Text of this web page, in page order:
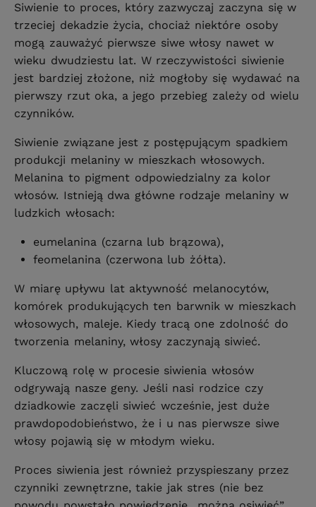
Siwienie to proces, który zazwyczaj zaczyna się w
trzeciej dekadzie życia, chociaż niektóre osoby
mogą zauważyć pierwsze siwe włosy nawet w
wieku dwudziestu lat. W rzeczywistości siwienie
jest bardziej złożone, niż mogłoby się wydawać na
pierwszy rzut oka, a jego przebieg zależy od wielu
czynników.
Siwienie związane jest z postępującym spadkiem
produkcji melaniny w mieszkach włosowych.
Melanina to pigment odpowiedzialny za kolor
włosów. Istnieją dwa główne rodzaje melaniny w
ludzkich włosach:
eumelanina (czarna lub brązowa),
feomelanina (czerwona lub żółta).
W miarę upływu lat aktywność melanocytów,
komórek produkujących ten barwnik w mieszkach
włosowych, maleje. Kiedy tracą one zdolność do
tworzenia melaniny, włosy zaczynają siwieć.
Kluczową rolę w procesie siwienia włosów
odgrywają nasze geny. Jeśli nasi rodzice czy
dziadkowie zaczęli siwieć wcześnie, jest duże
prawdopodobieństwo, że i u nas pierwsze siwe
włosy pojawią się w młodym wieku.
Proces siwienia jest również przyspieszany przez
czynniki zewnętrzne, takie jak stres (nie bez